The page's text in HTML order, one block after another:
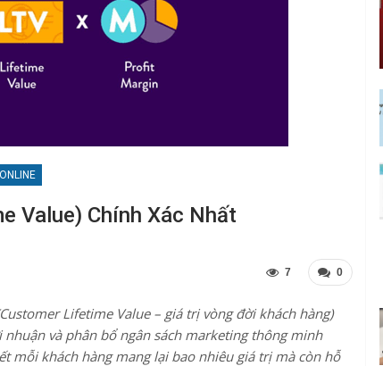
Value) Chính Xác Nhất
0
7
Lifetime Value – giá trị vòng đời khách hàng)
và phân bổ ngân sách marketing thông minh
mỗi khách hàng mang lại bao nhiêu giá trị mà còn hỗ